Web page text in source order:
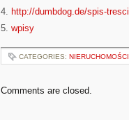
4. http://dumbdog.de/spis-tresci
5. wpisy
CATEGORIES: NIERUCHOMOŚCI
Comments are closed.